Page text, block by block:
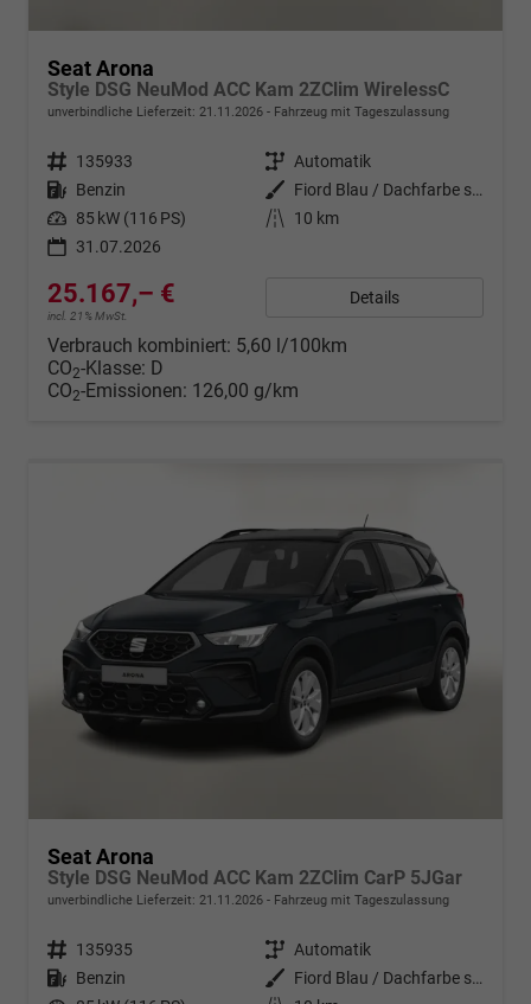
Seat Arona
Style DSG NeuMod ACC Kam 2ZClim WirelessC
unverbindliche Lieferzeit: 21.11.2026 Fahrzeug mit Tageszulassung
Fahrzeugnr. 135933 Getriebe Automatik
Kraftstoff Benzin Außenfarbe
Fiord Blau / Dachfarbe schwarz
Leistung 85 kW (116 PS) Kilometerstand
10 km
31.07.2026
25.167,– €
incl. 21% MwSt.
Details
Verbrauch kombiniert: 5,60 l/100km
CO2-Klasse: D
CO2-Emissionen: 126,00 g/km
Seat Arona
Style DSG NeuMod ACC Kam 2ZClim CarP 5JGar
unverbindliche Lieferzeit: 21.11.2026 Fahrzeug mit Tageszulassung
Fahrzeugnr. 135935 Getriebe Automatik
Kraftstoff Benzin Außenfarbe
Fiord Blau / Dachfarbe schwarz